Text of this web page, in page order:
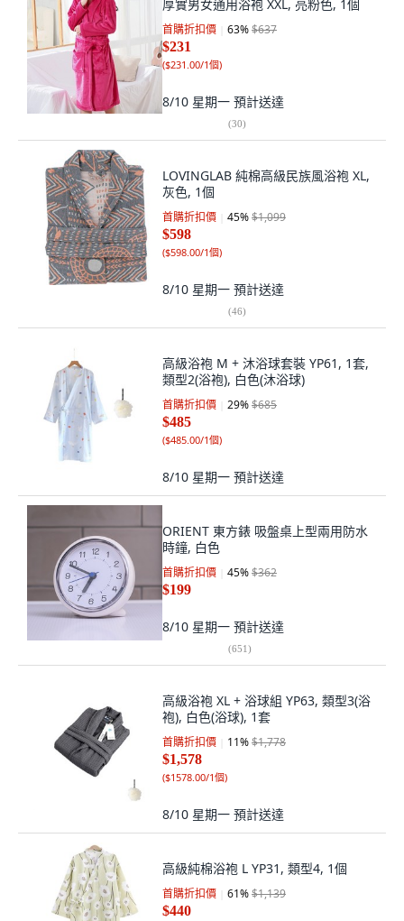
厚實男女通用浴袍 XXL, 亮粉色, 1個
首購折扣價 63%$637
$231
($231.00/1個)
8/10 星期一 預計送達
(30)
LOVINGLAB 純棉高級民族風浴袍 XL,
灰色, 1個
首購折扣價 45%$1,099
$598
($598.00/1個)
8/10 星期一 預計送達
(46)
高級浴袍 M + 沐浴球套裝 YP61, 1套,
類型2(浴袍), 白色(沐浴球)
首購折扣價 29%$685
$485
($485.00/1個)
8/10 星期一 預計送達
ORIENT 東方錶 吸盤桌上型兩用防水
時鐘, 白色
首購折扣價 45%$362
$199
8/10 星期一 預計送達
(651)
高級浴袍 XL + 浴球組 YP63, 類型3(浴
袍), 白色(浴球), 1套
首購折扣價 11%$1,778
$1,578
($1578.00/1個)
8/10 星期一 預計送達
高級純棉浴袍 L YP31, 類型4, 1個
首購折扣價 61%$1,139
$440